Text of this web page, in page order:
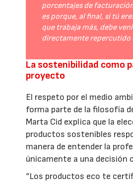
porcentajes de
es porque, al final, si tú
que trabaja más, debe
directamente repercutido
La sostenibilidad como
proyecto
El respeto por el medio
forma parte de la filosofía
Marta Cid explica que la
productos sostenibles
manera de entender la
únicamente a una decisión
“Los productos eco te